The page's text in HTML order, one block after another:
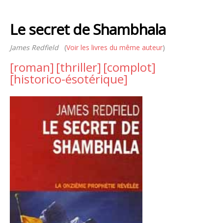
Culture
Quotidien
Le secret de Shambhala
James Redfield(Voir les livres du même auteur)
[roman] [thriller] [complot]
[historico-ésotérique]